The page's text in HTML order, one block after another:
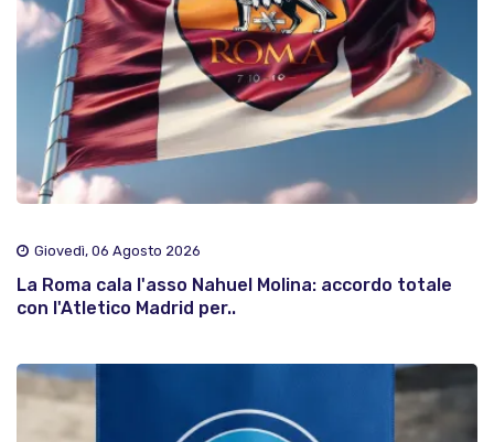
Giovedì, 06 Agosto 2026
La Roma cala l'asso Nahuel Molina: accordo totale
con l'Atletico Madrid per..